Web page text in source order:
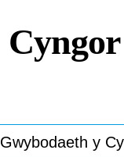
Gwybodaeth y